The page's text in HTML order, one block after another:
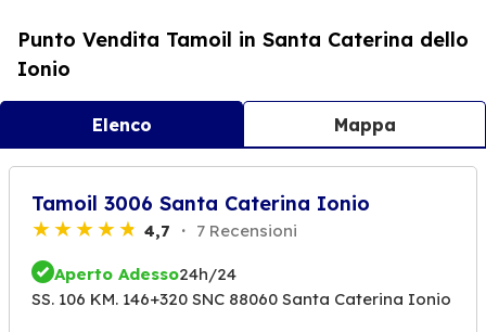
Punto Vendita Tamoil in Santa Caterina dello
Ionio
Elenco Mappa
Tamoil 3006 Santa Caterina Ionio
4,7 7 Recensioni
Aperto Adesso24h/24
SS. 106 KM. 146+320 SNC 88060 Santa Caterina Ionio